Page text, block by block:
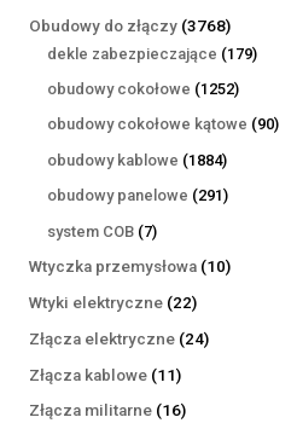
produktów
Obudowy do złączy 37683768
produktów
dekle zabezpieczające 179179
obudowy cokołowe 12521252
produkty
obudowy cokołowe kątowe 9090
obudowy kablowe 18841884
produkty
obudowy panelowe 291291
system COB 77
produktów
Wtyczka przemysłowa 1010
Wtyki elektryczne 2222
produkty
Złącza elektryczne 2424
Złącza kablowe 1111
produktów
Złącza militarne 1616